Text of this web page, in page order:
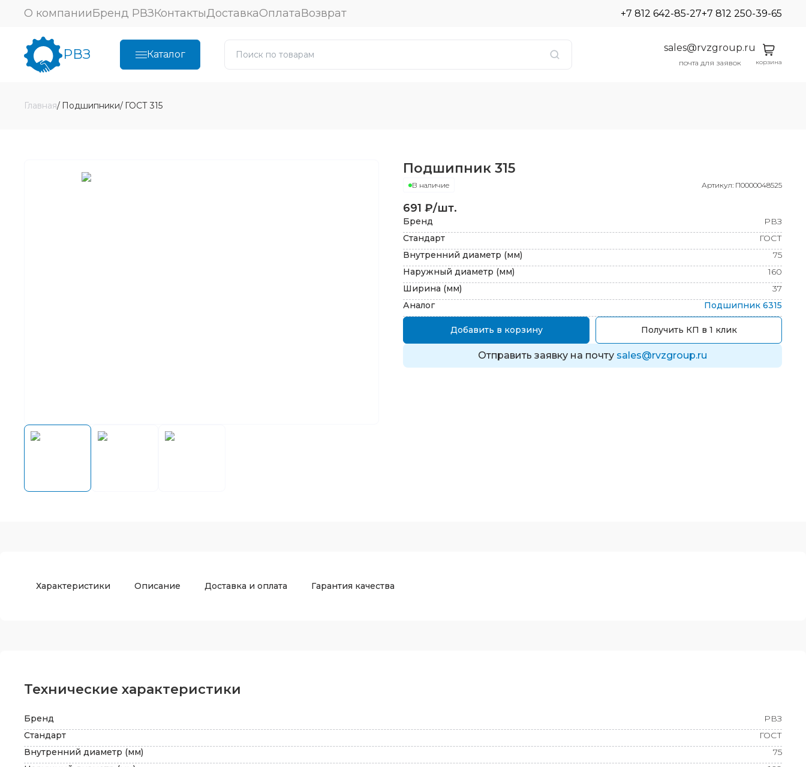
О компанииБренд РВЗКонтактыДоставкаОплатаВозврат +7 812 642-85-27+7 812 250-39-65
РВЗ Каталог
sales@rvzgroup.ru
почта для заявок корзина
Главная Подшипники ГОСТ 315
Подшипник 315
В наличие Артикул: П0000048525
691 ₽/шт.
Бренд
РВЗ
Стандарт
ГОСТ
Внутренний диаметр (мм)
75
Наружный диаметр (мм)
160
Ширина (мм)
37
Аналог
Подшипник 6315
Добавить в корзину Получить КП в 1 клик
Отправить заявку на почту sales@rvzgroup.ru
Характеристики Описание Доставка и оплата Гарантия качества
Технические характеристики
Бренд
РВЗ
Стандарт
ГОСТ
Внутренний диаметр (мм)
75